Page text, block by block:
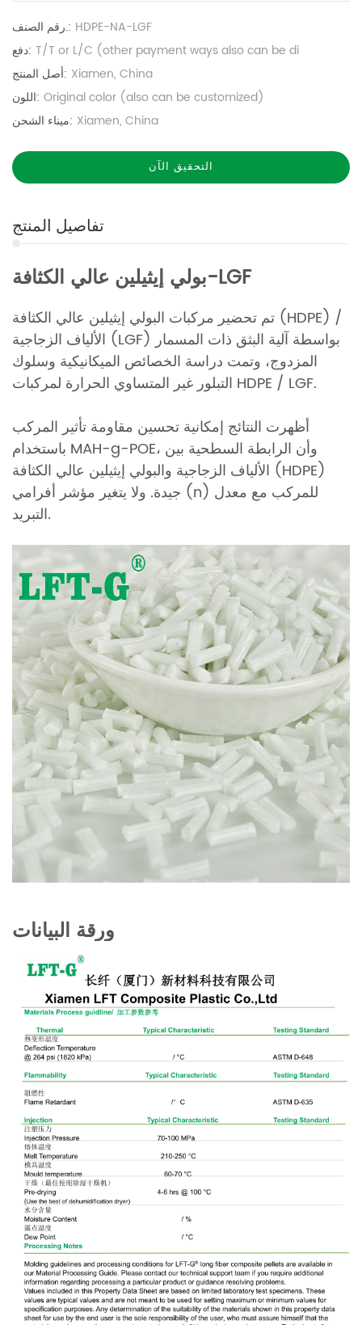
رقم الصنف.: HDPE-NA-LGF
دفع: T/T or L/C (other payment ways also can be di
أصل المنتج: Xiamen, China
اللون: Original color (also can be customized)
ميناء الشحن: Xiamen, China
التحقيق الآن
تفاصيل المنتج
بولي إيثيلين عالي الكثافة-LGF
تم تحضير مركبات البولي إيثيلين عالي الكثافة (HDPE) /
الألياف الزجاجية (LGF) بواسطة آلية البثق ذات المسمار
المزدوج، وتمت دراسة الخصائص الميكانيكية وسلوك
التبلور غير المتساوي الحرارة لمركبات HDPE / LGF.
أظهرت النتائج إمكانية تحسين مقاومة تأثير المركب
باستخدام MAH-g-POE، وأن الرابطة السطحية بين
الألياف الزجاجية والبولي إيثيلين عالي الكثافة (HDPE)
جيدة. ولا يتغير مؤشر أفرامي (n) للمركب مع معدل
التبريد.
ورقة البيانات